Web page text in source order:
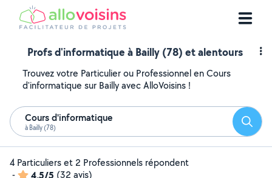
Profs d'informatique à Bailly (78) et alentours
Trouvez votre Particulier ou Professionnel en Cours
d'informatique sur Bailly avec AlloVoisins !
Cours d'informatique
à Bailly (78)
4 Particuliers et 2 Professionnels répondent
-
4,5/5 (32 avis)